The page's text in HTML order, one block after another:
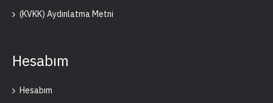
(KVKK) Aydınlatma Metni
Hesabım
Hesabım